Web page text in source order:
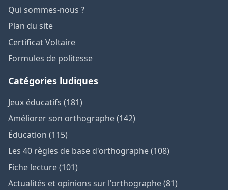
Qui sommes-nous ?
Plan du site
Certificat Voltaire
Formules de politesse
Catégories ludiques
Jeux éducatifs (181)
Améliorer son orthographe (142)
Éducation (115)
Les 40 règles de base d'orthographe (108)
Fiche lecture (101)
Actualités et opinions sur l'orthographe (81)